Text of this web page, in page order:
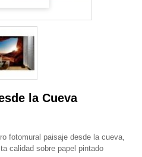
la Cueva
fotomural paisaje desde la cueva,
calidad sobre papel pintado